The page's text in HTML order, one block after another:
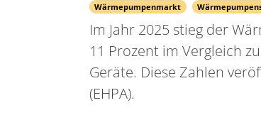
Wärmepumpenmarkt
Im Jahr 2025 stieg der
11 Prozent im Vergleich
Geräte. Diese Zahlen
(EHPA).